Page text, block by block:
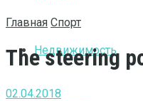
Недвижимость
Главная Спорт
The steering
02.04.2018